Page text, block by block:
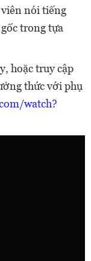
nói tiếng
trong tựa
hoặc truy cập
thức với phụ
watch?